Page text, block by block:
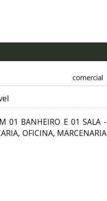
comercial
01 BANHEIRO E 01 SALA -
OFICINA, MARCENARIA